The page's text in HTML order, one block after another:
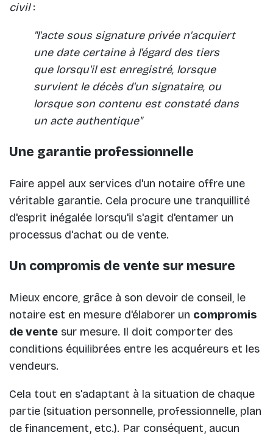
civil:
"l'acte sous signature privée n'acquiert
une date certaine à l'égard des tiers
que lorsqu'il est enregistré, lorsque
survient le décès d'un signataire, ou
lorsque son contenu est constaté dans
un acte authentique"
Une garantie professionnelle
Faire appel aux services d'un notaire offre une
véritable garantie. Cela procure une tranquillité
d'esprit inégalée lorsqu'il s'agit d'entamer un
processus d'achat ou de vente.
Un compromis de vente sur mesure
Mieux encore, grâce à son devoir de conseil, le
notaire est en mesure d'élaborer un compromis
de vente sur mesure. Il doit comporter des
conditions équilibrées entre les acquéreurs et les
vendeurs.
Cela tout en s'adaptant à la situation de chaque
partie (situation personnelle, professionnelle, plan
de financement, etc.). Par conséquent, aucun